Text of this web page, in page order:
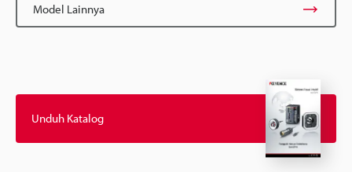
Model Lainnya
Unduh Katalog